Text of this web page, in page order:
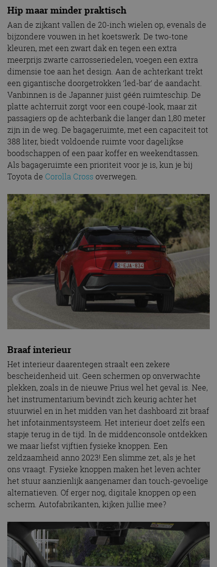
Hip maar minder praktisch
Aan de zijkant vallen de 20-inch wielen op, evenals de
bijzondere vouwen in het koetswerk. De two-tone
kleuren, met een zwart dak en tegen een extra
meerprijs zwarte carrosseriedelen, voegen een extra
dimensie toe aan het design. Aan de achterkant trekt
een gigantische doorgetrokken ‘led-bar’ de aandacht.
Vanbinnen is de Japanner juist géén ruimteschip. De
platte achterruit zorgt voor een coupé-look, maar zit
passagiers op de achterbank die langer dan 1,80 meter
zijn in de weg. De bagageruimte, met een capaciteit tot
388 liter, biedt voldoende ruimte voor dagelijkse
boodschappen of een paar koffer en weekendtassen.
Als bagageruimte een prioriteit voor je is, kun je bij
Toyota de Corolla Cross overwegen.
Braaf interieur
Het interieur daarentegen straalt een zekere
bescheidenheid uit. Geen schermen op onverwachte
plekken, zoals in de nieuwe Prius wel het geval is. Nee,
het instrumentarium bevindt zich keurig achter het
stuurwiel en in het midden van het dashboard zit braaf
het infotainmentsysteem. Het interieur doet zelfs een
stapje terug in de tijd. In de middenconsole ontdekken
we maar liefst vijftien fysieke knoppen. Een
zeldzaamheid anno 2023! Een slimme zet, als je het
ons vraagt. Fysieke knoppen maken het leven achter
het stuur aanzienlijk aangenamer dan touch-gevoelige
alternatieven. Of erger nog, digitale knoppen op een
scherm. Autofabrikanten, kijken jullie mee?